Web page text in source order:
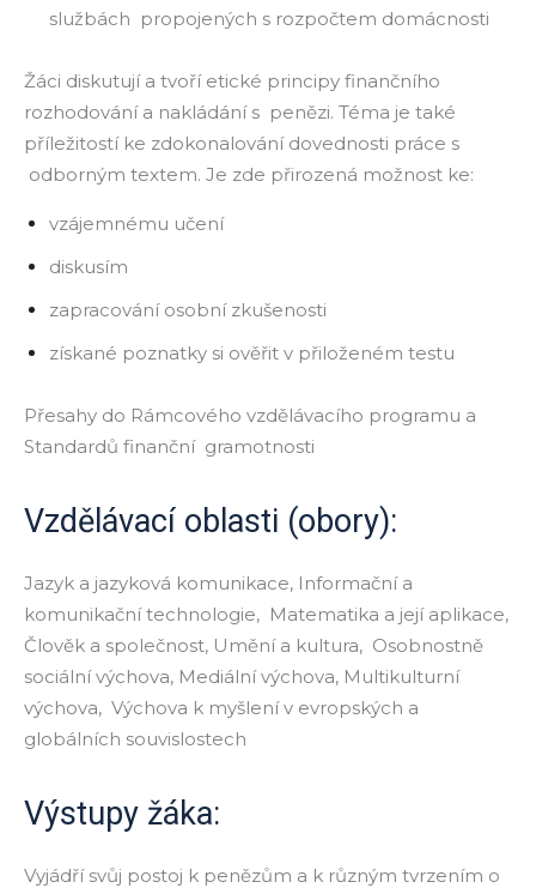
službách propojených s rozpočtem domácnosti
Žáci diskutují a tvoří etické principy finančního
rozhodování a nakládání s penězi. Téma je také
příležitostí ke zdokonalování dovednosti práce s
odborným textem. Je zde přirozená možnost ke:
vzájemnému učení
diskusím
zapracování osobní zkušenosti
získané poznatky si ověřit v přiloženém testu
Přesahy do Rámcového vzdělávacího programu a
Standardů finanční gramotnosti
Vzdělávací oblasti (obory):
Jazyk a jazyková komunikace, Informační a
komunikační technologie, Matematika a její aplikace,
Člověk a společnost, Umění a kultura, Osobnostně
sociální výchova, Mediální výchova, Multikulturní
výchova, Výchova k myšlení v evropských a
globálních souvislostech
Výstupy žáka:
Vyjádří svůj postoj k penězům a k různým tvrzením o